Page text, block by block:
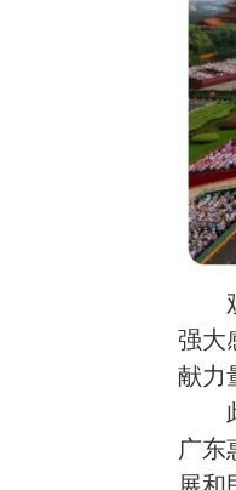
强大
献力
广东